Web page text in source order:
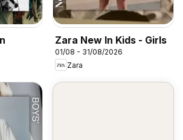
Zara New In Kids - Girls
01/08 - 31/08/2026
Zara